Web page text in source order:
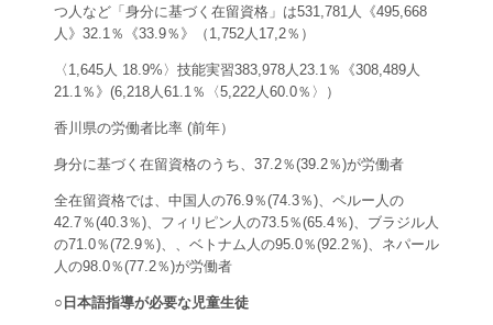
つ人など「身分に基づく在留資格」は531,781人《495,668
人》32.1％《33.9％》（1,752人17,2％）
〈1,645人 18.9%〉技能実習383,978人23.1％《308,489人
21.1％》(6,218人61.1％〈5,222人60.0％〉）
香川県の労働者比率 (前年）
身分に基づく在留資格のうち、37.2％(39.2％)が労働者
全在留資格では、中国人の76.9％(74.3％)、ペルー人の
42.7％(40.3％)、フィリピン人の73.5％(65.4％)、ブラジル人
の71.0％(72.9％)、、ベトナム人の95.0％(92.2％)、ネパール
人の98.0％(77.2％)が労働者
○日本語指導が必要な児童生徒